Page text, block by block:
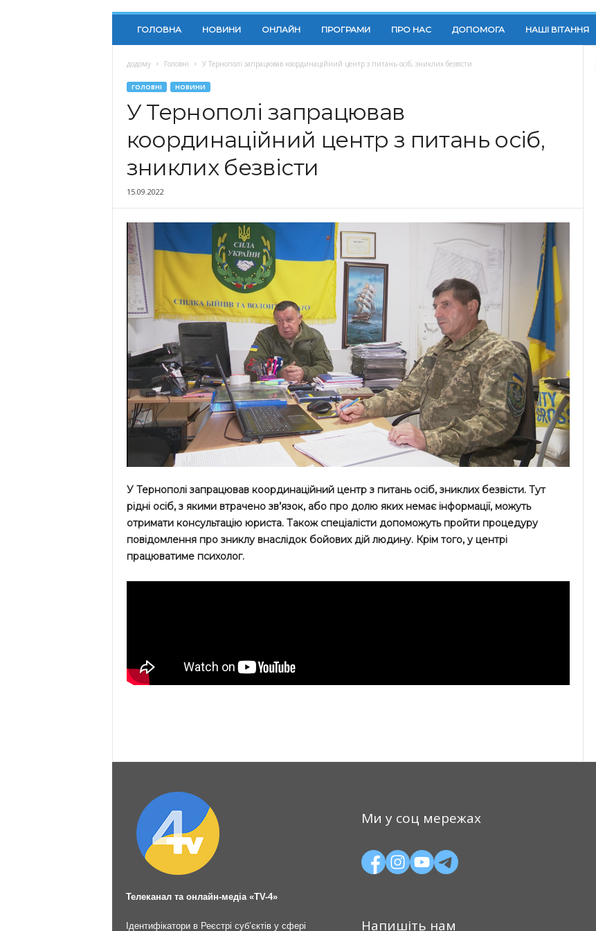
ГОЛОВНА НОВИНИ ОНЛАЙН ПРОГРАМИ ПРО НАС ДОПОМОГА НАШІ ВІТАННЯ
додому Головні У Тернополі запрацював координаційний центр з питань осіб, зниклих безвісти
ГОЛОВНІ НОВИНИ
У Тернополі запрацював
координаційний центр з питань осіб,
зниклих безвісти
15.09.2022
У Тернополі запрацював координаційний центр з питань осіб, зниклих безвісти. Тут
рідні осіб, з якими втрачено зв’язок, або про долю яких немає інформації, можуть
отримати консультацію юриста. Також спеціалісти допоможуть пройти процедуру
повідомлення про зниклу внаслідок бойових дій людину. Крім того, у центрі
працюватиме психолог.
Телеканал та онлайн-медіа «TV-4»
Ідентифікатори в Реєстрі суб’єктів у сфері
Ми у соц мережах
Напишіть нам